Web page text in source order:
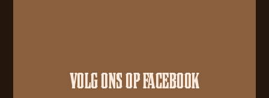
VOLG ONS OP FACEBOOK